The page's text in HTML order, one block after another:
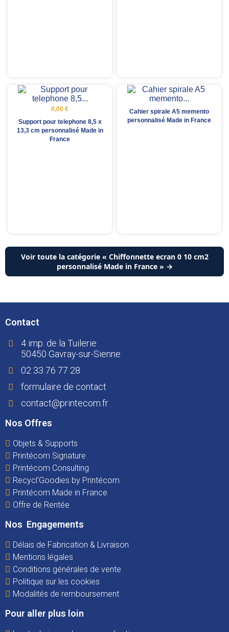
0,00 €
Support pour telephone 8,5 x
13,3 cm personnalisé Made in
France
Cahier spirale A5 memento
personnalisé Made in France
Voir toute la catégorie « Chiffonnette ecran 0 10 cm2
personnalisé Made in France » →
Contact
4 imp. de la Tuilerie
50450 Gavray-sur-Sienne
02 33 76 77 28
formulaire de contact
contact@printecom.fr
Nos Offres
Objets & Supports
Printécom Signature
Printécom Consulting
Recycl'Goodies by Printécom
Printécom Made in France
Offre de Rentée
Nos Engagements
Délais de Fabrication & Livraison
Mentions légales
Conditions générales de vente
Politique sur les cookies
Modalités de remboursement
Pour aller plus loin